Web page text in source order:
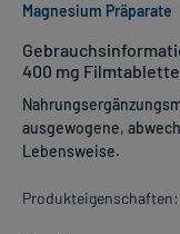
400 mg
ausgewogene,
Lebensweise.
Produkteigenschaften:
Magnesium Präparate